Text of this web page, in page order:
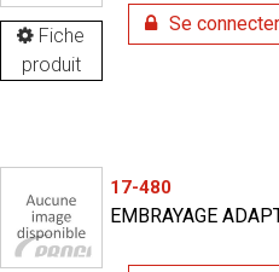
Fiche
produit
Se
17-480
EMBRAYAGE